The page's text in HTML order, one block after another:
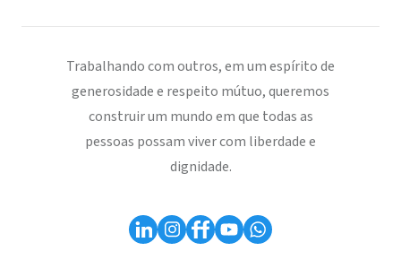
Trabalhando com outros, em um espírito de
generosidade e respeito mútuo, queremos
construir um mundo em que todas as
pessoas possam viver com liberdade e
dignidade.